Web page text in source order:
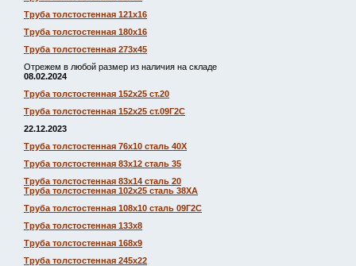
Труба толстостенная 121х16
Труба толстостенная 180х16
Труба толстостенная 273х45
Отрежем в любой размер из наличия на складе
08.02.2024
Труба толстостенная 152х25 ст.20
Труба толстостенная 152х25 ст.09Г2С
22.12.2023
Труба толстостенная 76х10 сталь 40Х
Труба толстостенная 83х12 сталь 35
Труба толстостенная 83х14 сталь 20
Труба толстостенная 102х25 сталь 38ХА
Труба толстостенная 108х10 сталь 09Г2С
Труба толстостенная 133х8
Труба толстостенная 168х9
Труба толстостенная 245х22